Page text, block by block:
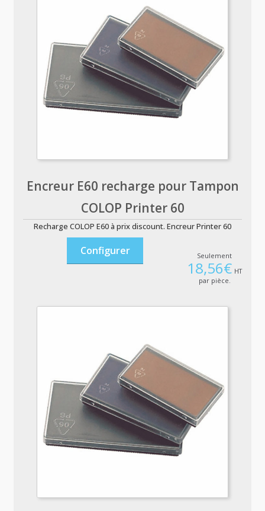
Encreur E60 recharge pour Tampon
COLOP Printer 60
Recharge COLOP E60 à prix discount. Encreur Printer 60
Seulement
18,56€ HT
par pièce.
Configurer